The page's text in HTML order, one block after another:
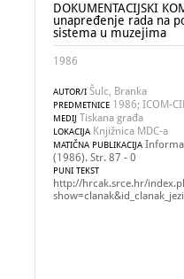
DOKUMENTACIJSKI
unapređenje rada na
sistema u muzejima
1986
AUTOR/I Šulc, Branka
PREDMETNICE 1986; ICOM-
MEDIJ Tiskana građa
LOKACIJA Knjižnica MDC-a
MATIČNA PUBLIKACIJA
(1986). Str. 87 - 0
PUNI TEKST
http://hrcak.srce.hr/